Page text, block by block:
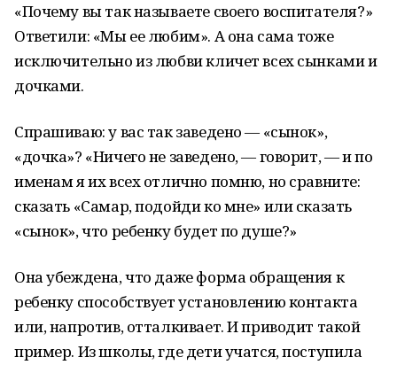
«Почему вы так называете своего воспитателя?»
Ответили: «Мы ее любим». А она сама тоже
исключительно из любви кличет всех сынками и
дочками.
Спрашиваю: у вас так заведено — «сынок»,
«дочка»? «Ничего не заведено, — говорит, — и по
именам я их всех отлично помню, но сравните:
сказать «Самар, подойди ко мне» или сказать
«сынок», что ребенку будет по душе?»
Она убеждена, что даже форма обращения к
ребенку способствует установлению контакта
или, напротив, отталкивает. И приводит такой
пример. Из школы, где дети учатся, поступила